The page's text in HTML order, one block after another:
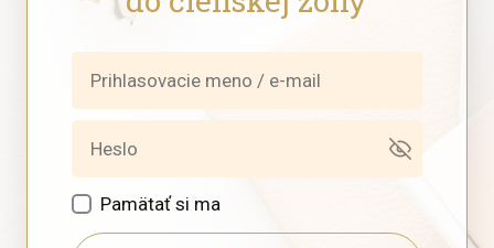
Pamätať si ma